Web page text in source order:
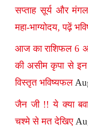
सप्ताह सूर्य और
महा-भाग्योदय, पढ़ें
आज का राशिफल 6
की असीम कृपा से इन
विस्तृत भविष्यफल
जैन जी !! ये क्या
चश्मे से मत देखिए